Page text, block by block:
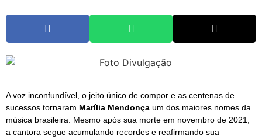
A voz inconfundível, o jeito único de compor e as centenas de
sucessos tornaram Marília Mendonça um dos maiores nomes da
música brasileira. Mesmo após sua morte em novembro de 2021,
a cantora segue acumulando recordes e reafirmando sua